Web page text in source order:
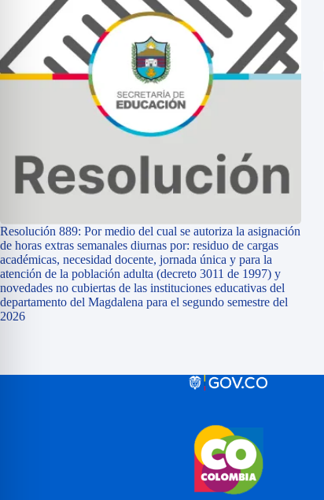
Resolución 889: Por medio del cual se autoriza la asignación
de horas extras semanales diurnas por: residuo de cargas
académicas, necesidad docente, jornada única y para la
atención de la población adulta (decreto 3011 de 1997) y
novedades no cubiertas de las instituciones educativas del
departamento del Magdalena para el segundo semestre del
2026